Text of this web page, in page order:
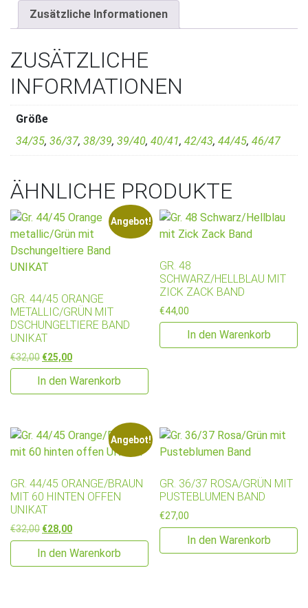
Zusätzliche Informationen
ZUSÄTZLICHE
INFORMATIONEN
Größe
34/35, 36/37, 38/39, 39/40, 40/41, 42/43, 44/45, 46/47
ÄHNLICHE PRODUKTE
Angebot!
GR. 44/45 ORANGE
METALLIC/GRÜN MIT
DSCHUNGELTIERE BAND
UNIKAT
€32,00 Ursprünglicher Preis war: €32,00
€25,00Aktueller Preis ist: €25,00.
In den Warenkorb
GR. 48
SCHWARZ/HELLBLAU MIT
ZICK ZACK BAND
€44,00
In den Warenkorb
Angebot!
GR. 44/45 ORANGE/BRAUN
MIT 60 HINTEN OFFEN
UNIKAT
€32,00 Ursprünglicher Preis war: €32,00
€28,00Aktueller Preis ist: €28,00.
In den Warenkorb
GR. 36/37 ROSA/GRÜN MIT
PUSTEBLUMEN BAND
€27,00
In den Warenkorb